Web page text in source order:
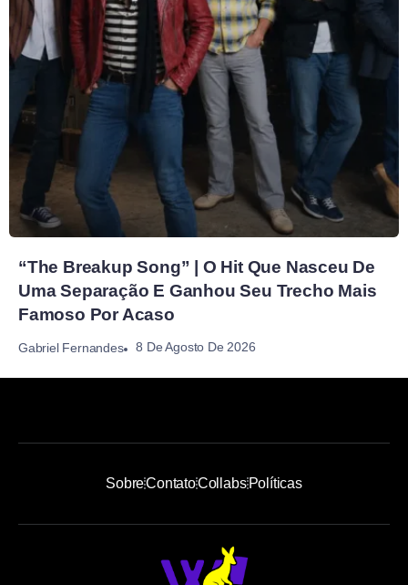
“The Breakup Song” | O Hit Que Nasceu De
Uma Separação E Ganhou Seu Trecho Mais
Famoso Por Acaso
Gabriel Fernandes 8 De Agosto De 2026
SobreContatoCollabsPolíticas